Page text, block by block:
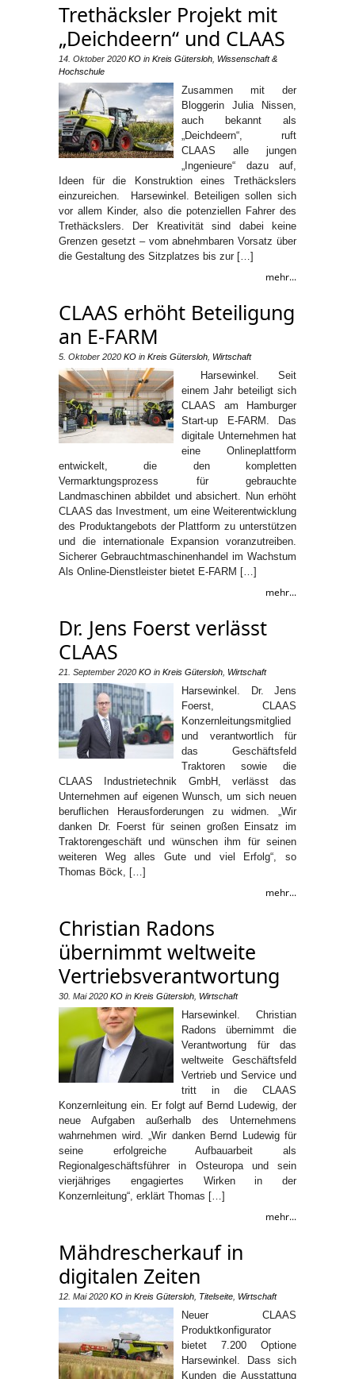
Trethäcksler Projekt mit
„Deichdeern“ und CLAAS
14. Oktober 2020 KO in Kreis Gütersloh Wissenschaft &
Hochschule
Zusammen mit der
Bloggerin Julia Nissen,
auch bekannt als
„Deichdeern“, ruft
CLAAS alle jungen
„Ingenieure“ dazu auf,
Ideen für die Konstruktion eines Trethäckslers
einzureichen. Harsewinkel. Beteiligen sollen sich
vor allem Kinder, also die potenziellen Fahrer des
Trethäckslers. Der Kreativität sind dabei keine
Grenzen gesetzt – vom abnehmbaren Vorsatz über
die Gestaltung des Sitzplatzes bis zur […]
mehr...
CLAAS erhöht Beteiligung
an E-FARM
5. Oktober 2020 KO in Kreis Gütersloh Wirtschaft
Harsewinkel. Seit
einem Jahr beteiligt sich
CLAAS am Hamburger
Start-up E-FARM. Das
digitale Unternehmen hat
eine Onlineplattform
entwickelt, die den kompletten
Vermarktungsprozess für gebrauchte
Landmaschinen abbildet und absichert. Nun erhöht
CLAAS das Investment, um eine Weiterentwicklung
des Produktangebots der Plattform zu unterstützen
und die internationale Expansion voranzutreiben.
Sicherer Gebrauchtmaschinenhandel im Wachstum
Als Online-Dienstleister bietet E-FARM […]
mehr...
Dr. Jens Foerst verlässt
CLAAS
21. September 2020 KO in Kreis Gütersloh Wirtschaft
Harsewinkel. Dr. Jens
Foerst, CLAAS
Konzernleitungsmitglied
und verantwortlich für
das Geschäftsfeld
Traktoren sowie die
CLAAS Industrietechnik GmbH, verlässt das
Unternehmen auf eigenen Wunsch, um sich neuen
beruflichen Herausforderungen zu widmen. „Wir
danken Dr. Foerst für seinen großen Einsatz im
Traktorengeschäft und wünschen ihm für seinen
weiteren Weg alles Gute und viel Erfolg“, so
Thomas Böck, […]
mehr...
Christian Radons
übernimmt weltweite
Vertriebsverantwortung
30. Mai 2020 KO in Kreis Gütersloh Wirtschaft
Harsewinkel. Christian
Radons übernimmt die
Verantwortung für das
weltweite Geschäftsfeld
Vertrieb und Service und
tritt in die CLAAS
Konzernleitung ein. Er folgt auf Bernd Ludewig, der
neue Aufgaben außerhalb des Unternehmens
wahrnehmen wird. „Wir danken Bernd Ludewig für
seine erfolgreiche Aufbauarbeit als
Regionalgeschäftsführer in Osteuropa und sein
vierjähriges engagiertes Wirken in der
Konzernleitung“, erklärt Thomas […]
mehr...
Mähdrescherkauf in
digitalen Zeiten
12. Mai 2020 KO in Kreis Gütersloh Titelseite Wirtschaft
Neuer CLAAS
Produktkonfigurator
bietet 7.200 Optione
Harsewinkel. Dass sich
Kunden die Ausstattung